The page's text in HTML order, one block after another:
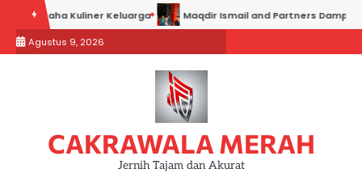
content
Usaha Kuliner Keluarga Maqdir Ismail and Partners Dampingi
Agustus 9, 2026
CAKRAWALA MERAH
Jernih Tajam dan Akurat